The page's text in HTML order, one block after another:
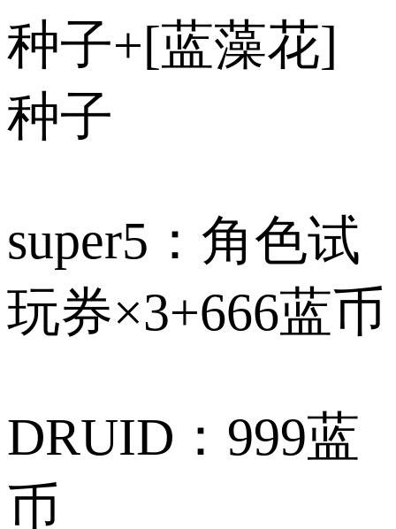
种子+[蓝藻花]
种子
super5：角色试
玩券×3+666蓝币
DRUID：999蓝
币